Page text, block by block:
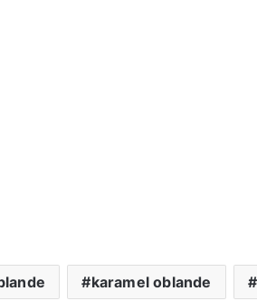
karamel oblande